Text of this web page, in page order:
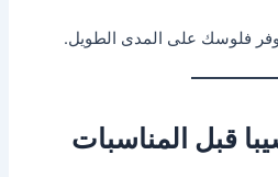
فلوسك على المدى الطويل.
قبل المناسبات